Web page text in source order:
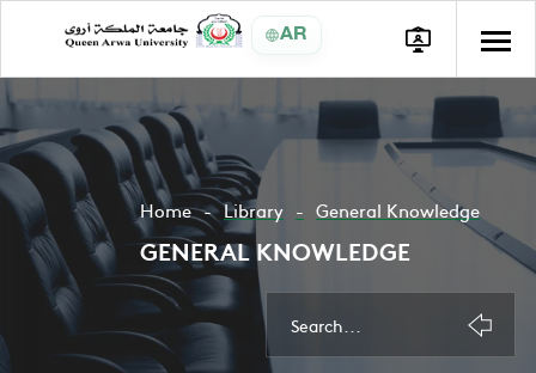
AR
Home Library General Knowledge
GENERAL KNOWLEDGE